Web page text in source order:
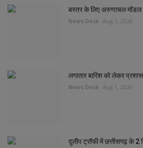
बस्तर के लिए अरुणाचल मॉडल
News Desk Aug 1, 2026
लगातार बारिश को लेकर
News Desk Aug 1, 2026
दुलीप ट्रॉफी में छत्तीसगढ़ के 2